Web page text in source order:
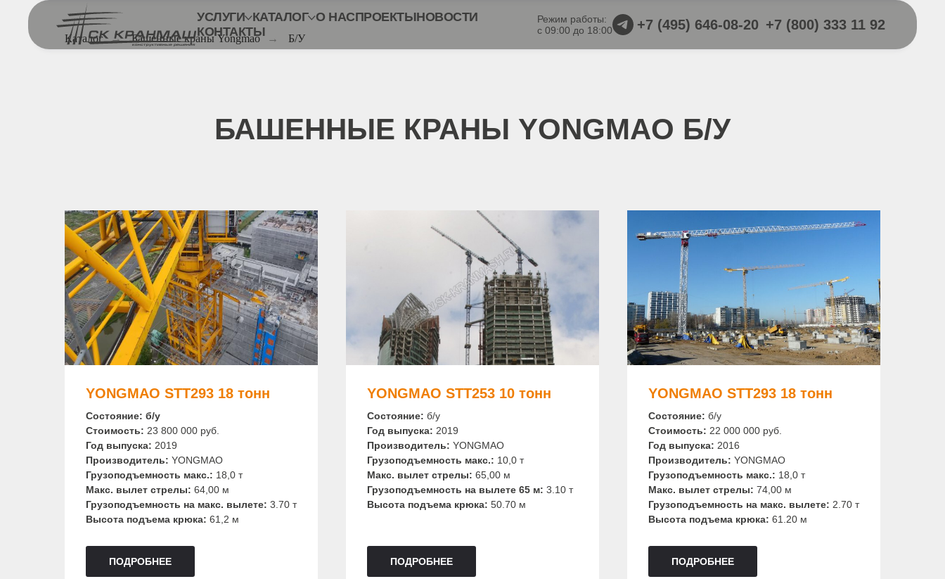
УСЛУГИ КАТАЛОГ О НАСПРОЕКТЫНОВОСТИ
КОНТАКТЫ
Режим работы:
с 09:00 до 18:00
+7 (495) 646-08-20 +7 (800) 333 11 92
Каталог → Башенные краны Yongmao → Б/У
БАШЕННЫЕ КРАНЫ YONGMAO Б/У
YONGMAO STT293 18 тонн
Состояние: б/у
Стоимость: 23 800 000 руб.
Год выпуска: 2019
Производитель: YONGMAO
Грузоподъемность макс.: 18,0 т
Макс. вылет стрелы: 64,00 м
Грузоподъемность на макс. вылете: 3.70 т
Высота подъема крюка: 61,2 м
ПОДРОБНЕЕ
YONGMAO STT253 10 тонн
Состояние: б/у
Год выпуска: 2019
Производитель: YONGMAO
Грузоподъемность макс.: 10,0 т
Макс. вылет стрелы: 65,00 м
Грузоподъемность на вылете 65 м: 3.10 т
Высота подъема крюка: 50.70 м
ПОДРОБНЕЕ
YONGMAO STT293 18 тонн
Состояние: б/у
Стоимость: 22 000 000 руб.
Год выпуска: 2016
Производитель: YONGMAO
Грузоподъемность макс.: 18,0 т
Макс. вылет стрелы: 74,00 м
Грузоподъемность на макс. вылете: 2.70 т
Высота подъема крюка: 61.20 м
ПОДРОБНЕЕ